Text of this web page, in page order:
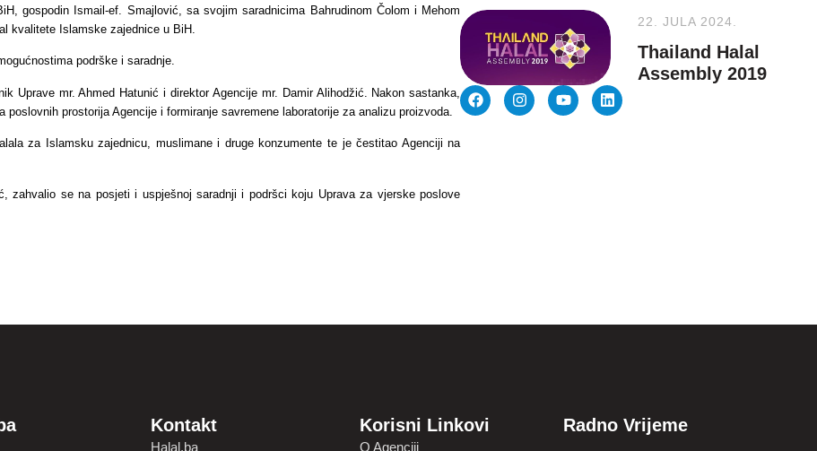
gospodin Ismail-ef. Smajlović, sa svojim saradnicima Bahrudinom Čolom i Mehom
kvalitete Islamske zajednice u BiH.
podrške i saradnje.
Uprave mr. Ahmed Hatunić i direktor Agencije mr. Damir Alihodžić. Nakon sastanka,
prostorija Agencije i formiranje savremene laboratorije za analizu proizvoda.
za Islamsku zajednicu, muslimane i druge konzumente te je čestitao Agenciji na
zahvalio se na posjeti i uspješnoj saradnji i podršci koju Uprava za vjerske poslove
22. JULA 2024.
Thailand Halal
Assembly 2019
Kontakt
Halal.ba
Korisni Linkovi
O Agenciji
Radno Vrijeme